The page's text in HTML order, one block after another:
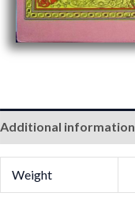
Additional information
Weight